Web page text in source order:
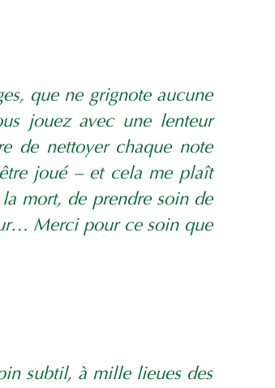
que ne grignote aucune
jouez avec une lenteur
de nettoyer chaque note
joué – et cela me plaît
mort, de prendre soin de
Merci pour ce soin que
subtil, à mille lieues des